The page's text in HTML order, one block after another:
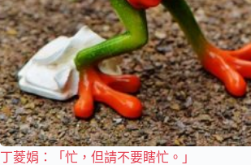
丁菱娟：「忙，但請不要瞎忙。」